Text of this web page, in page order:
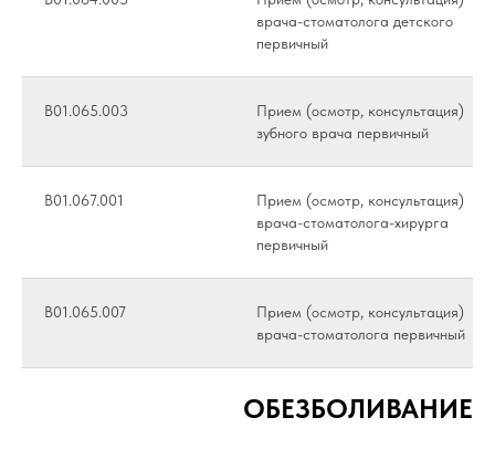
врача-стоматолога детского
первичный
B01.065.003
Прием (осмотр, консультация)
зубного врача первичный
B01.067.001
Прием (осмотр, консультация)
врача-стоматолога-хирурга
первичный
B01.065.007
Прием (осмотр, консультация)
врача-стоматолога первичный
ОБЕЗБОЛИВАНИЕ